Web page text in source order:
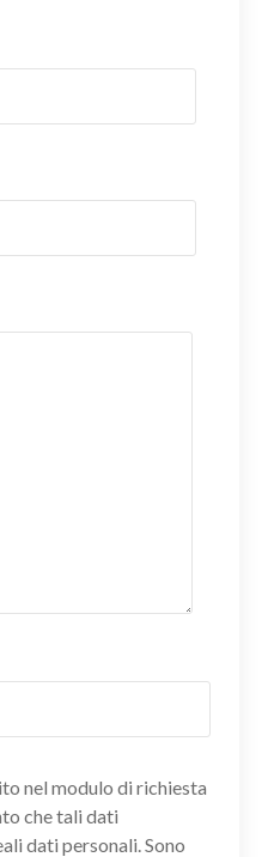
nel modulo di richiesta
che tali dati
dati personali. Sono